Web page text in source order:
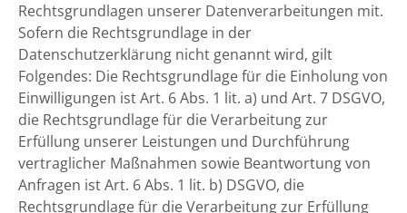
Rechtsgrundlagen unserer Datenverarbeitungen mit.
Sofern die Rechtsgrundlage in der
Datenschutzerklärung nicht genannt wird, gilt
Folgendes: Die Rechtsgrundlage für die Einholung von
Einwilligungen ist Art. 6 Abs. 1 lit. a) und Art. 7 DSGVO,
die Rechtsgrundlage für die Verarbeitung zur
Erfüllung unserer Leistungen und Durchführung
vertraglicher Maßnahmen sowie Beantwortung von
Anfragen ist Art. 6 Abs. 1 lit. b) DSGVO, die
Rechtsgrundlage für die Verarbeitung zur Erfüllung